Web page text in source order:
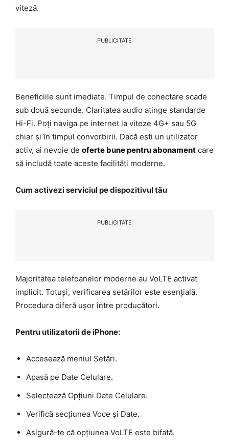
viteză.
PUBLICITATE
Beneficiile sunt imediate. Timpul de conectare scade
sub două secunde. Claritatea audio atinge standarde
Hi-Fi. Poți naviga pe internet la viteze 4G+ sau 5G
chiar și în timpul convorbirii. Dacă ești un utilizator
activ, ai nevoie de oferte bune pentru abonament care
să includă toate aceste facilități moderne.
Cum activezi serviciul pe dispozitivul tău
PUBLICITATE
Majoritatea telefoanelor moderne au VoLTE activat
implicit. Totuși, verificarea setărilor este esențială.
Procedura diferă ușor între producători.
Pentru utilizatorii de iPhone:
Accesează meniul Setări.
Apasă pe Date Celulare.
Selectează Opțiuni Date Celulare.
Verifică secțiunea Voce și Date.
Asigură-te că opțiunea VoLTE este bifată.